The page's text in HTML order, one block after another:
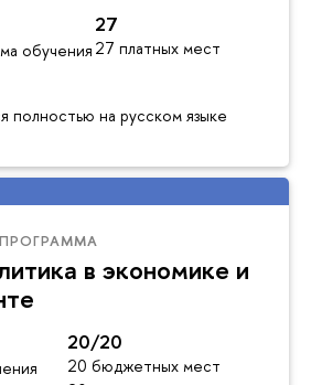
обучения
27
27 платных мест
полностью на русском языке
в экономике и
20/20
20 бюджетных мест